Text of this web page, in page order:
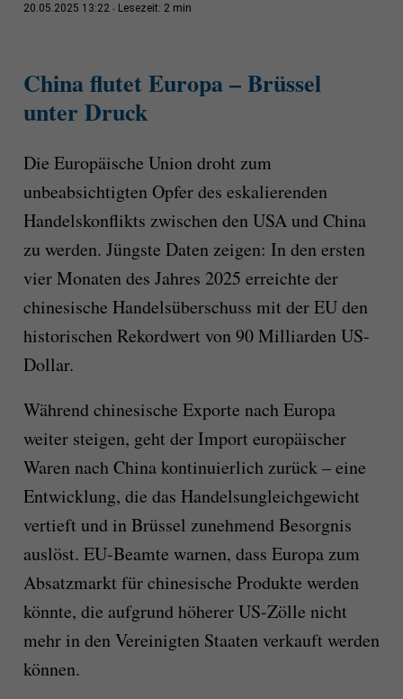
20.05.2025 13:22 Lesezeit: 2 min
China flutet Europa – Brüssel
unter Druck
Die Europäische Union droht zum
unbeabsichtigten Opfer des eskalierenden
Handelskonflikts zwischen den USA und China
zu werden. Jüngste Daten zeigen: In den ersten
vier Monaten des Jahres 2025 erreichte der
chinesische Handelsüberschuss mit der EU den
historischen Rekordwert von 90 Milliarden US-
Dollar.
Während chinesische Exporte nach Europa
weiter steigen, geht der Import europäischer
Waren nach China kontinuierlich zurück – eine
Entwicklung, die das Handelsungleichgewicht
vertieft und in Brüssel zunehmend Besorgnis
auslöst. EU-Beamte warnen, dass Europa zum
Absatzmarkt für chinesische Produkte werden
könnte, die aufgrund höherer US-Zölle nicht
mehr in den Vereinigten Staaten verkauft werden
können.